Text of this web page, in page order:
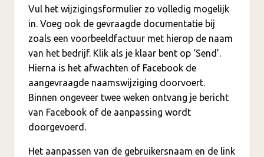
Vul het wijzigingsformulier zo volledig mogelijk
in. Voeg ook de gevraagde documentatie bij
zoals een voorbeeldfactuur met hierop de naam
van het bedrijf. Klik als je klaar bent op ‘Send’.
Hierna is het afwachten of Facebook de
aangevraagde naamswijziging doorvoert.
Binnen ongeveer twee weken ontvang je bericht
van Facebook of de aanpassing wordt
doorgevoerd.
Het aanpassen van de gebruikersnaam en de link